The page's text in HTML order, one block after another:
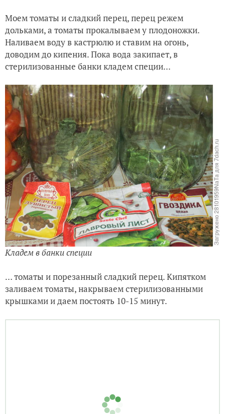
Моем томаты и сладкий перец, перец режем
дольками, а томаты прокалываем у плодоножки.
Наливаем воду в кастрюлю и ставим на огонь,
доводим до кипения. Пока вода закипает, в
стерилизованные банки кладем специи...
Кладем в банки специи
… томаты и порезанный сладкий перец. Кипятком
заливаем томаты, накрываем стерилизованными
крышками и даем постоять 10-15 минут.